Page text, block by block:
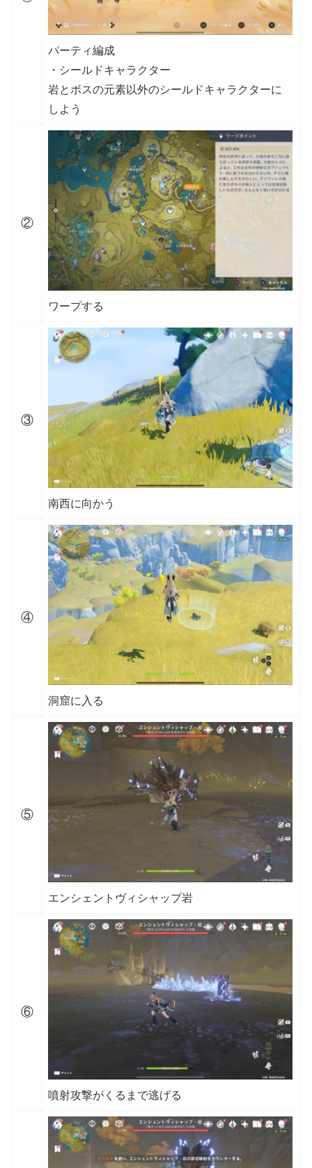
パーティ編成
・シールドキャラクター
岩とボスの元素以外のシールドキャラクターに
しよう
②
ワープする
③
南西に向かう
④
洞窟に入る
⑤
エンシェントヴィシャップ岩
⑥
噴射攻撃がくるまで逃げる